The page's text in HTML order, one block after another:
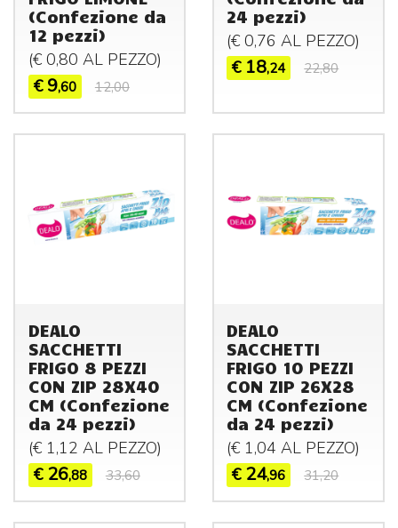
(Confezione da
12 pezzi)
(€ 0,80 AL PEZZO)
€ 9,60 12,00
24 pezzi)
(€ 0,76 AL PEZZO)
€ 18,24 22,80
DEALO
SACCHETTI
FRIGO 8 PEZZI
CON ZIP 28X40
CM (Confezione
da 24 pezzi)
(€ 1,12 AL PEZZO)
€ 26,88 33,60
DEALO
SACCHETTI
FRIGO 10 PEZZI
CON ZIP 26X28
CM (Confezione
da 24 pezzi)
(€ 1,04 AL PEZZO)
€ 24,96 31,20